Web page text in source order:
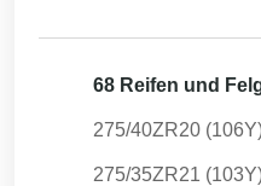
68 Reifen und
275/40ZR20
275/35ZR21